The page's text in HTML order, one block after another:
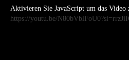
Aktivieren Sie JavaScript um das Video
https://youtu.be/